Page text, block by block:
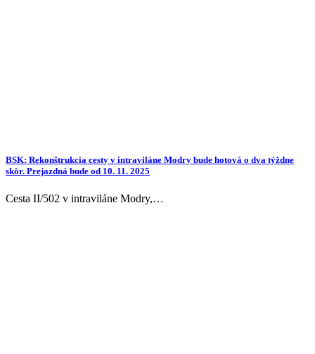
BSK: Rekonštrukcia cesty v intraviláne Modry bude hotová o dva týždne
skôr. Prejazdná bude od 10. 11. 2025
Cesta II/502 v intraviláne Modry,…